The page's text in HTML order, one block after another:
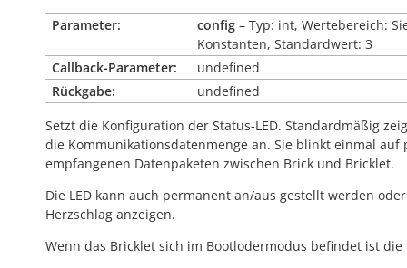
Parameter: config – Typ: int, Wertebereich:
Konstanten, Standardwert: 3
Callback-Parameter:
undefined
Rückgabe:
undefined
Setzt die Konfiguration der Status-LED. Standardmäßig
die Kommunikationsdatenmenge an. Sie blinkt einmal auf
empfangenen Datenpaketen zwischen Brick und Bricklet.
Die LED kann auch permanent an/aus gestellt werden
Herzschlag anzeigen.
Wenn das Bricklet sich im Bootlodermodus befindet ist die